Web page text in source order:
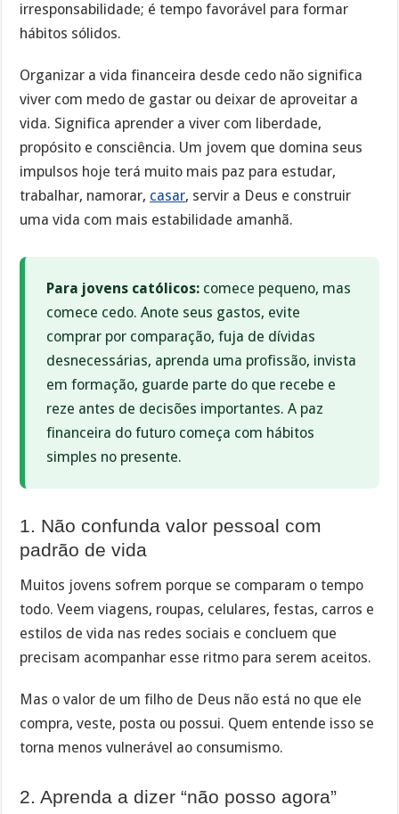
irresponsabilidade; é tempo favorável para formar
hábitos sólidos.
Organizar a vida financeira desde cedo não significa
viver com medo de gastar ou deixar de aproveitar a
vida. Significa aprender a viver com liberdade,
propósito e consciência. Um jovem que domina seus
impulsos hoje terá muito mais paz para estudar,
trabalhar, namorar, casar, servir a Deus e construir
uma vida com mais estabilidade amanhã.
Para jovens católicos: comece pequeno, mas
comece cedo. Anote seus gastos, evite
comprar por comparação, fuja de dívidas
desnecessárias, aprenda uma profissão, invista
em formação, guarde parte do que recebe e
reze antes de decisões importantes. A paz
financeira do futuro começa com hábitos
simples no presente.
1. Não confunda valor pessoal com
padrão de vida
Muitos jovens sofrem porque se comparam o tempo
todo. Veem viagens, roupas, celulares, festas, carros e
estilos de vida nas redes sociais e concluem que
precisam acompanhar esse ritmo para serem aceitos.
Mas o valor de um filho de Deus não está no que ele
compra, veste, posta ou possui. Quem entende isso se
torna menos vulnerável ao consumismo.
2. Aprenda a dizer “não posso agora”